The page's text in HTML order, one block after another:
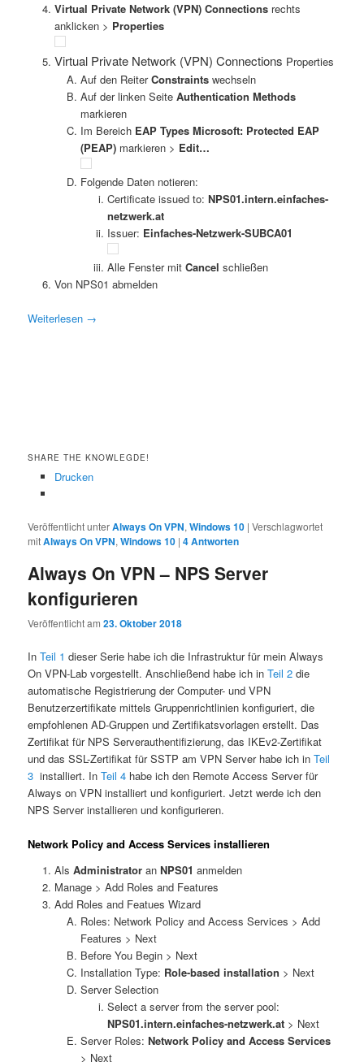
Virtual Private Network (VPN) Connectionsrechts
anklicken > Properties
Virtual Private Network (VPN) Connections Properties
Auf den ReiterConstraints wechseln
Auf der linken SeiteAuthentication Methods
markieren
Im Bereich EAP Types Microsoft: Protected EAP
(PEAP) markieren > Edit…
Folgende Daten notieren:
Certificate issued to: NPS01.intern.einfaches-
netzwerk.at
Issuer: Einfaches-Netzwerk-SUBCA01
Alle Fenster mit Cancel schließen
Von NPS01 abmelden
Weiterlesen →
SHARE THE KNOWLEGDE!
Drucken
Veröffentlicht unterAlways On VPN,Windows 10 |Verschlagwortet
mitAlways On VPN,Windows 10 |4Antworten
Always On VPN – NPS Server
konfigurieren
Veröffentlicht am23. Oktober 2018
InTeil 1 dieser Serie habe ich die Infrastruktur für mein Always
On VPN-Lab vorgestellt. Anschließend habe ich inTeil 2 die
automatische Registrierung der Computer- und VPN
Benutzerzertifikate mittels Gruppenrichtlinien konfiguriert, die
empfohlenen AD-Gruppen und Zertifikatsvorlagen erstellt. Das
Zertifikat für NPS Serverauthentifizierung, das IKEv2-Zertifikat
und das SSL-Zertifikat für SSTP am VPN Server habe ich inTeil
3 installiert. InTeil 4 habe ich den Remote Access Server für
Always on VPN installiert und konfiguriert. Jetzt werde ich den
NPS Server installieren und konfigurieren.
Network Policy and Access Services installieren
Als Administratoran NPS01 anmelden
Manage > Add Roles and Features
Add Roles and Featues Wizard
Roles: Network Policy and Access Services > Add
Features > Next
Before You Begin > Next
Installation Type: Role-based installation > Next
Server Selection
Select a server from the server pool:
NPS01.intern.einfaches-netzwerk.at> Next
Server Roles:Network Policy and Access Services
> Next